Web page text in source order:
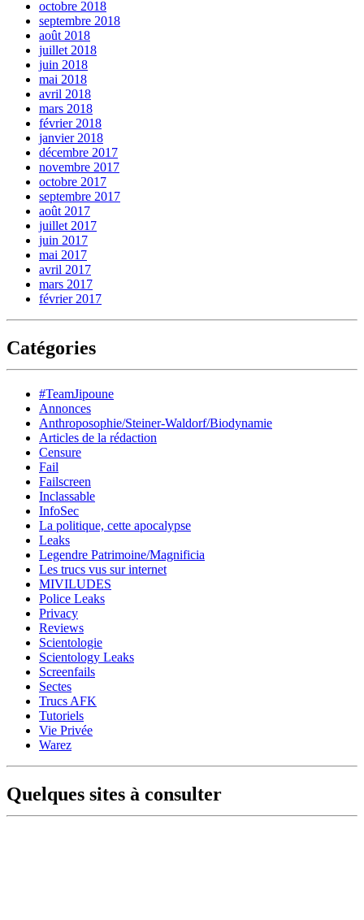
octobre 2018
septembre 2018
août 2018
juillet 2018
juin 2018
mai 2018
avril 2018
mars 2018
février 2018
janvier 2018
décembre 2017
novembre 2017
octobre 2017
septembre 2017
août 2017
juillet 2017
juin 2017
mai 2017
avril 2017
mars 2017
février 2017
Catégories
#TeamJipoune
Annonces
Anthroposophie/Steiner-Waldorf/Biodynamie
Articles de la rédaction
Censure
Fail
Failscreen
Inclassable
InfoSec
La politique, cette apocalypse
Leaks
Legendre Patrimoine/Magnificia
Les trucs vus sur internet
MIVILUDES
Police Leaks
Privacy
Reviews
Scientologie
Scientology Leaks
Screenfails
Sectes
Trucs AFK
Tutoriels
Vie Privée
Warez
Quelques sites à consulter